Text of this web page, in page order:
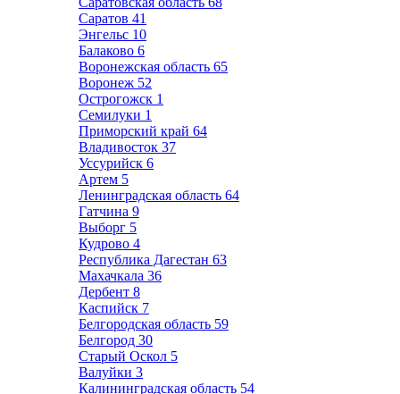
Саратов 41
Энгельс 10
Балаково 6
Воронежская область 65
Воронеж 52
Острогожск 1
Семилуки 1
Приморский край 64
Владивосток 37
Уссурийск 6
Артем 5
Ленинградская область 64
Гатчина 9
Выборг 5
Кудрово 4
Республика Дагестан 63
Махачкала 36
Дербент 8
Каспийск 7
Белгородская область 59
Белгород 30
Старый Оскол 5
Валуйки 3
Калининградская область 54